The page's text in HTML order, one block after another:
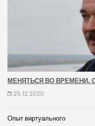
МЕНЯТЬСЯ ВО ВРЕМЕНИ,
25.12.2020
Опыт виртуального